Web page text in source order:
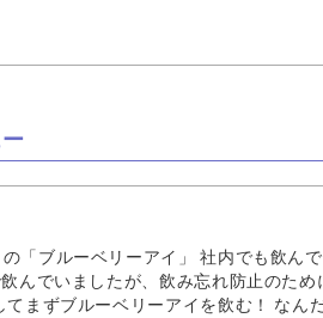
「ブルーベリーアイ」 社内でも飲ん
んでいましたが、飲み忘れ防止のため
まずブルーベリーアイを飲む！ なん